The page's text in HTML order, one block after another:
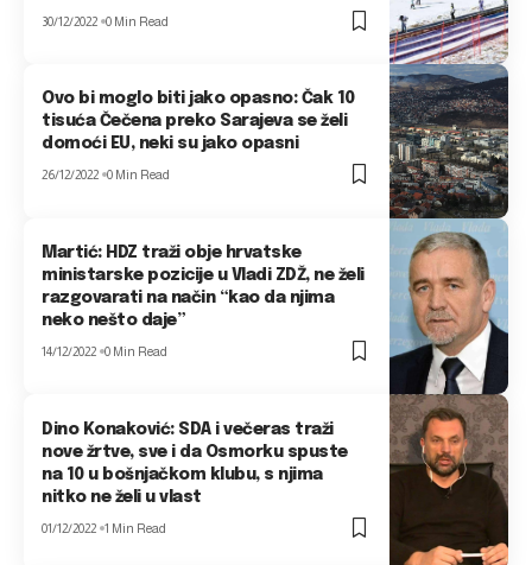
30/12/2022 0 Min Read
Ovo bi moglo biti jako opasno: Čak 10
tisuća Čečena preko Sarajeva se želi
domoći EU, neki su jako opasni
26/12/2022 0 Min Read
Martić: HDZ traži obje hrvatske
ministarske pozicije u Vladi ZDŽ, ne želi
razgovarati na način “kao da njima
neko nešto daje”
14/12/2022 0 Min Read
Dino Konaković: SDA i večeras traži
nove žrtve, sve i da Osmorku spuste
na 10 u bošnjačkom klubu, s njima
nitko ne želi u vlast
01/12/2022 1 Min Read